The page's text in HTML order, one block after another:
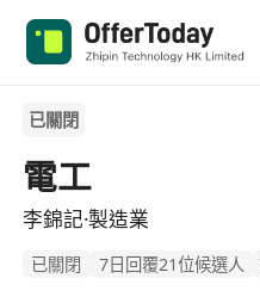
已關閉
電工
李錦記·製造業
已關閉 7日回覆21位候選人